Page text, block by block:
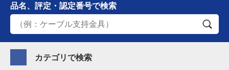
品名、評定・認定番号で検索
カテゴリで検索